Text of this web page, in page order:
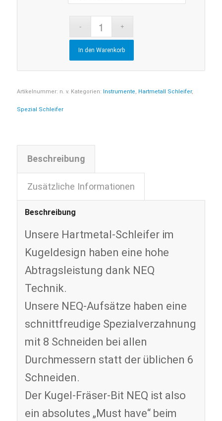
In den Warenkorb
Artikelnummer: n. v. Kategorien: Instrumente, Hartmetall Schleifer,
Spezial Schleifer
Beschreibung
Zusätzliche Informationen
Beschreibung
Unsere Hartmetal-Schleifer im
Kugeldesign haben eine hohe
Abtragsleistung dank NEQ
Technik.
Unsere NEQ-Aufsätze haben eine
schnittfreudige Spezialverzahnung
mit 8 Schneiden bei allen
Durchmessern statt der üblichen 6
Schneiden.
Der Kugel-Fräser-Bit NEQ ist also
ein absolutes „Must have“ beim